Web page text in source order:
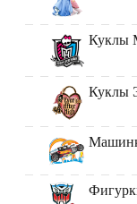
Куклы
Куклы